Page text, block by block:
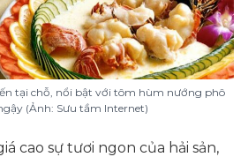
tại chỗ, nổi bật với tôm hùm nướng phô
(Ảnh: Sưu tầm Internet)
cao sự tươi ngon của hải sản,